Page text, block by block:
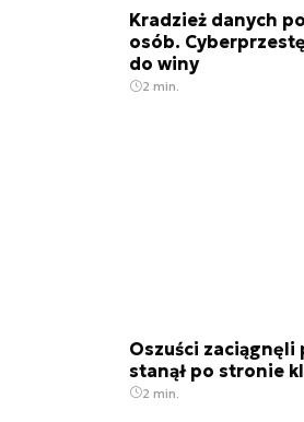
Kradzież danych
osób.
do winy
2 min.
Oszuści zaciągnęli
stanął po stronie
2 min.